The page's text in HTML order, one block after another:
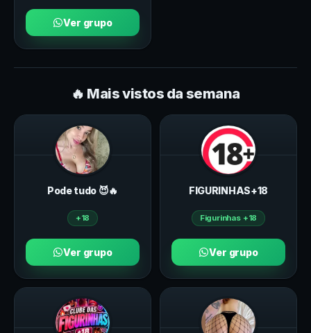
Ver grupo
🔥 Mais vistos da semana
Pode tudo 😈🔥
+18
Ver grupo
FIGURINHAS+18
Figurinhas +18
Ver grupo